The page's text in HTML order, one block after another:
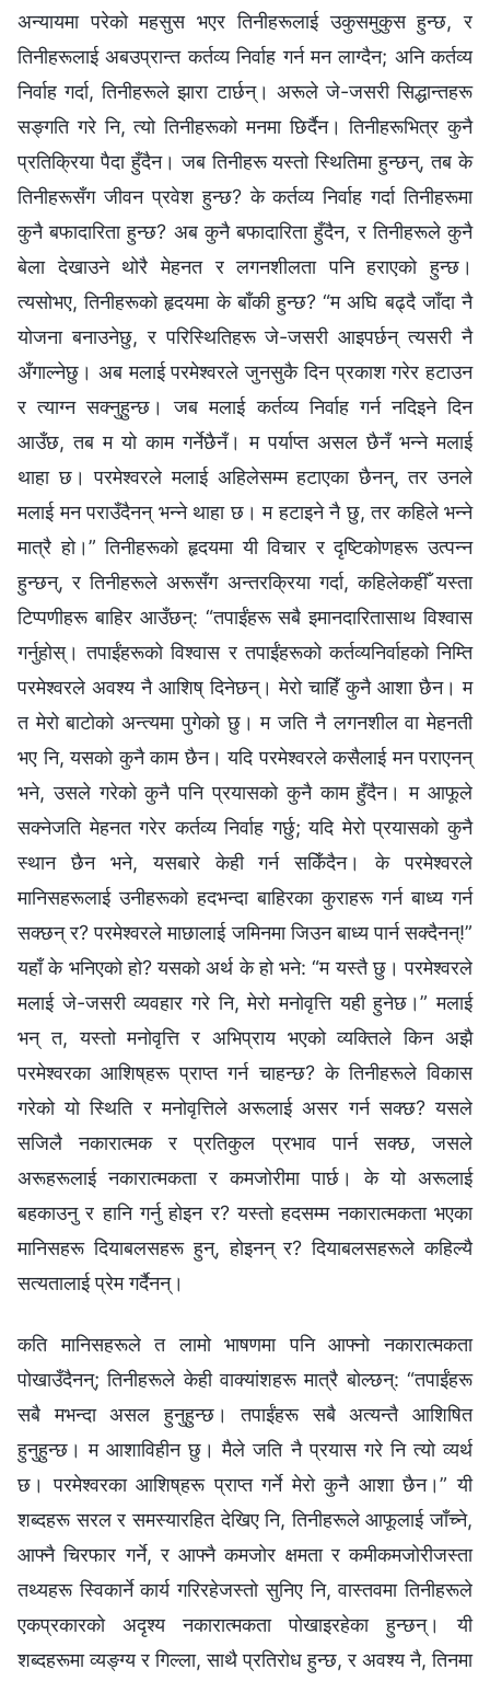
अन्यायमा परेको महसुस भएर तिनीहरूलाई उकुसमुकुस हुन्छ, र
तिनीहरूलाई अबउप्रान्त कर्तव्य निर्वाह गर्न मन लाग्दैन; अनि कर्तव्य
निर्वाह गर्दा, तिनीहरूले झारा टार्छन्। अरूले जे-जसरी सिद्धान्तहरू
सङ्गति गरे नि, त्यो तिनीहरूको मनमा छिर्दैन। तिनीहरूभित्र कुनै
प्रतिक्रिया पैदा हुँदैन। जब तिनीहरू यस्तो स्थितिमा हुन्छन्, तब के
तिनीहरूसँग जीवन प्रवेश हुन्छ? के कर्तव्य निर्वाह गर्दा तिनीहरूमा
कुनै बफादारिता हुन्छ? अब कुनै बफादारिता हुँदैन, र तिनीहरूले कुनै
बेला देखाउने थोरै मेहनत र लगनशीलता पनि हराएको हुन्छ।
त्यसोभए, तिनीहरूको हृदयमा के बाँकी हुन्छ? “म अघि बढ्दै जाँदा नै
योजना बनाउनेछु, र परिस्थितिहरू जे-जसरी आइपर्छन् त्यसरी नै
अँगाल्नेछु। अब मलाई परमेश्‍वरले जुनसुकै दिन प्रकाश गरेर हटाउन
र त्याग्‍न सक्‍नुहुन्छ। जब मलाई कर्तव्य निर्वाह गर्न नदिइने दिन
आउँछ, तब म यो काम गर्नेछैनँ। म पर्याप्त असल छैनँ भन्‍ने मलाई
थाहा छ। परमेश्‍वरले मलाई अहिलेसम्‍म हटाएका छैनन्, तर उनले
मलाई मन पराउँदैनन् भन्‍ने थाहा छ। म हटाइने नै छु, तर कहिले भन्‍ने
मात्रै हो।” तिनीहरूको हृदयमा यी विचार र दृष्टिकोणहरू उत्पन्न
हुन्छन्, र तिनीहरूले अरूसँग अन्तरक्रिया गर्दा, कहिलेकहीँ यस्ता
टिप्पणीहरू बाहिर आउँछन्: “तपाईंहरू सबै इमानदारितासाथ विश्‍वास
गर्नुहोस्। तपाईंहरूको विश्‍वास र तपाईंहरूको कर्तव्यनिर्वाहको निम्ति
परमेश्‍वरले अवश्य नै आशिष् दिनेछन्। मेरो चाहिँ कुनै आशा छैन। म
त मेरो बाटोको अन्त्यमा पुगेको छु। म जति नै लगनशील वा मेहनती
भए नि, यसको कुनै काम छैन। यदि परमेश्‍वरले कसैलाई मन पराएनन्
भने, उसले गरेको कुनै पनि प्रयासको कुनै काम हुँदैन। म आफूले
सक्‍नेजति मेहनत गरेर कर्तव्य निर्वाह गर्छु; यदि मेरो प्रयासको कुनै
स्थान छैन भने, यसबारे केही गर्न सकिँदैन। के परमेश्‍वरले
मानिसहरूलाई उनीहरूको हदभन्दा बाहिरका कुराहरू गर्न बाध्य गर्न
सक्छन् र? परमेश्‍वरले माछालाई जमिनमा जिउन बाध्य पार्न सक्दैनन्!”
यहाँ के भनिएको हो? यसको अर्थ के हो भने: “म यस्तै छु। परमेश्‍वरले
मलाई जे-जसरी व्यवहार गरे नि, मेरो मनोवृत्ति यही हुनेछ।” मलाई
भन् त, यस्तो मनोवृत्ति र अभिप्राय भएको व्यक्तिले किन अझै
परमेश्‍वरका आशिष्‌हरू प्राप्त गर्न चाहन्छ? के तिनीहरूले विकास
गरेको यो स्थिति र मनोवृत्तिले अरूलाई असर गर्न सक्छ? यसले
सजिलै नकारात्मक र प्रतिकुल प्रभाव पार्न सक्छ, जसले
अरूहरूलाई नकारात्मकता र कमजोरीमा पार्छ। के यो अरूलाई
बहकाउनु र हानि गर्नु होइन र? यस्तो हदसम्म नकारात्मकता भएका
मानिसहरू दियाबलसहरू हुन्, होइनन् र? दियाबलसहरूले कहिल्यै
सत्यतालाई प्रेम गर्दैनन्।
कति मानिसहरूले त लामो भाषणमा पनि आफ्नो नकारात्मकता
पोखाउँदैनन्; तिनीहरूले केही वाक्यांशहरू मात्रै बोल्छन्: “तपाईंहरू
सबै मभन्दा असल हुनुहुन्छ। तपाईंहरू सबै अत्यन्तै आशिषित
हुनुहुन्छ। म आशाविहीन छु। मैले जति नै प्रयास गरे नि त्यो व्यर्थ
छ। परमेश्‍वरका आशिष्‌हरू प्राप्त गर्ने मेरो कुनै आशा छैन।” यी
शब्दहरू सरल र समस्यारहित देखिए नि, तिनीहरूले आफूलाई जाँच्ने,
आफ्नै चिरफार गर्ने, र आफ्नै कमजोर क्षमता र कमीकमजोरीजस्ता
तथ्यहरू स्विकार्ने कार्य गरिरहेजस्तो सुनिए नि, वास्तवमा तिनीहरूले
एकप्रकारको अदृश्य नकारात्मकता पोखाइरहेका हुन्छन्। यी
शब्दहरूमा व्यङ्ग्य र गिल्ला, साथै प्रतिरोध हुन्छ, र अवश्य नै, तिनमा